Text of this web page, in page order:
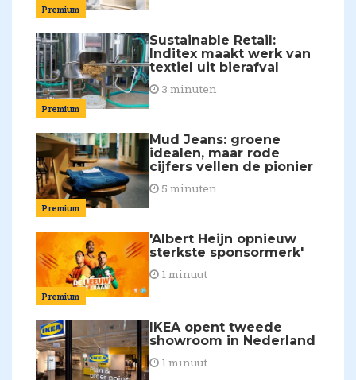
Premium
Premium
Sustainable Retail:
Inditex maakt werk van
textiel uit bierafval
3 minuten
Premium
Mud Jeans: groene
idealen, maar rode
cijfers vellen de pionier
5 minuten
Premium
'Albert Heijn opnieuw
sterkste sponsormerk'
1 minuut
IKEA opent tweede
showroom in Nederland
1 minuut